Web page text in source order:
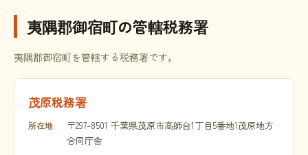
夷隅郡御宿町の管轄税務署
夷隅郡御宿町を管轄する税務署です。
茂原税務署
所在地
〒297-8501 千葉県茂原市高師台1丁目5番地1茂原地方
合同庁舎